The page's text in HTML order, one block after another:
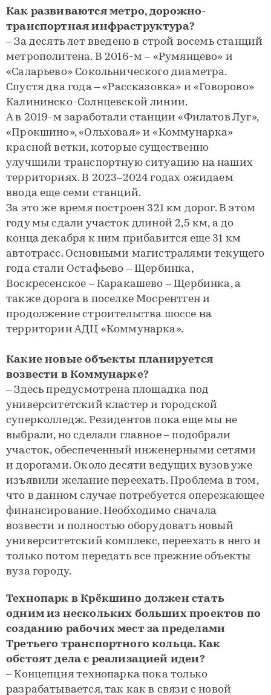
Как развиваются метро, дорожно-
транспортная инфраструктура?
– За десять лет введено в строй восемь станций
метрополитена. В 2016-м – «Румянцево» и
«Саларьево» Сокольнического диаметра.
Спустя два года – «Рассказовка» и «Говорово»
Калининско-Солнцевской линии.
А в 2019-м заработали станции «Филатов Луг»,
«Прокшино», «Ольховая» и «Коммунарка»
красной ветки, которые существенно
улучшили транспортную ситуацию на наших
территориях. В 2023–2024 годах ожидаем
ввода еще семи станций.
За это же время построен 321 км дорог. В этом
году мы сдали участок длиной 2,5 км, а до
конца декабря к ним прибавится еще 31 км
автотрасс. Основными магистралями текущего
года стали Остафьево – Щербинка,
Воскресенское – Каракашево – Щербинка, а
также дорога в поселке Мосрентген и
продолжение строительства шоссе на
территории АДЦ «Коммунарка».
Какие новые объекты планируется
возвести в Коммунарке?
– Здесь предусмотрена площадка под
университетский кластер и городской
суперколледж. Резидентов пока еще мы не
выбрали, но сделали главное – подобрали
участок, обеспеченный инженерными сетями
и дорогами. Около десяти ведущих вузов уже
изъявили желание переехать. Проблема в том,
что в данном случае потребуется опережающее
финансирование. Необходимо сначала
возвести и полностью оборудовать новый
университетский комплекс, переехать в него и
только потом передать все прежние объекты
вуза городу.
Технопарк в Крёкшино должен стать
одним из нескольких больших проектов по
созданию рабочих мест за пределами
Третьего транспортного кольца. Как
обстоят дела с реализацией идеи?
– Концепция технопарка пока только
разрабатывается, так как в связи с новой